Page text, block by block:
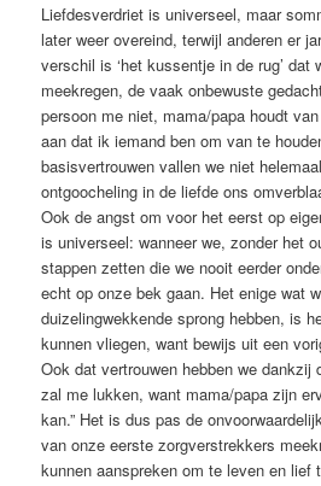
Liefdesverdriet is universeel, maar
later weer overeind, terwijl anderen er
verschil is ‘het kussentje in de rug’ dat
meekregen, de vaak onbewuste
persoon me niet, mama/papa houdt
aan dat ik iemand ben om van te
basisvertrouwen vallen we niet
ontgoocheling in de liefde ons
Ook de angst om voor het eerst op
is universeel: wanneer we, zonder het
stappen zetten die we nooit eerder
echt op onze bek gaan. Het enige wat
duizelingwekkende sprong hebben, is
kunnen vliegen, want bewijs uit een
Ook dat vertrouwen hebben we dankzij
zal me lukken, want mama/papa zijn
kan.” Het is dus pas de
van onze eerste zorgverstrekkers
kunnen aanspreken om te leven en lief